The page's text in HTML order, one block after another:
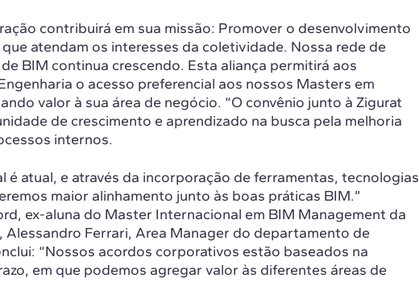
contribuirá em sua missão: Promover o desenvolvimento
atendam os interesses da coletividade. Nossa rede de
BIM continua crescendo. Esta aliança permitirá aos
o acesso preferencial aos nossos Masters em
valor à sua área de negócio. “O convênio junto à Zigurat
de crescimento e aprendizado na busca pela melhoria
internos.
é atual, e através da incorporação de ferramentas, tecnologias
maior alinhamento junto às boas práticas BIM.”
ex-aluna do Master Internacional em BIM Management da
Alessandro Ferrari, Area Manager do departamento de
“Nossos acordos corporativos estão baseados na
em que podemos agregar valor às diferentes áreas de